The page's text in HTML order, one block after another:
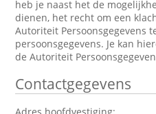
heb je naast het de
dienen, het recht om een
Autoriteit Persoonsgegevens
persoonsgegevens. Je kan
de Autoriteit
Contactgegevens